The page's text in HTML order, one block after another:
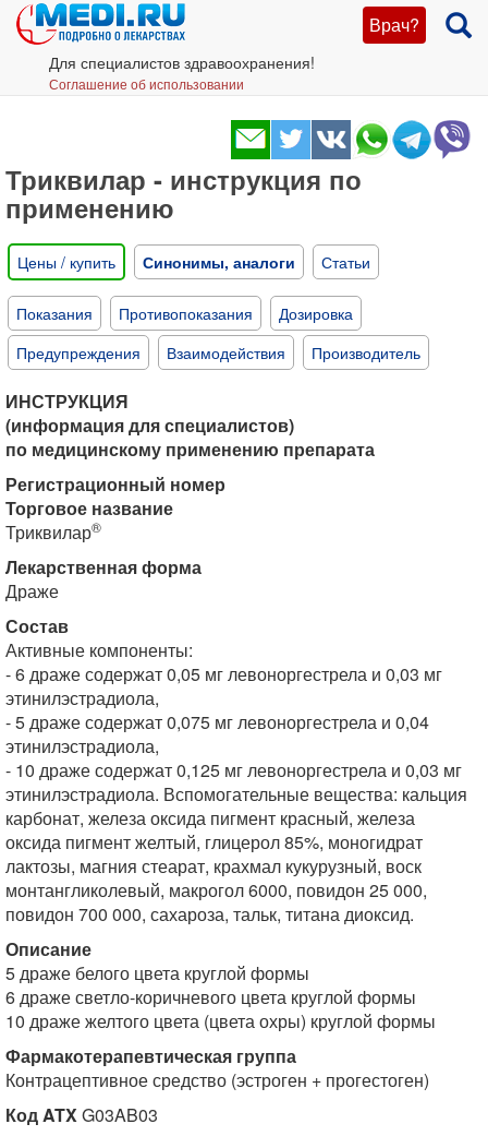
Врач?
Для специалистов здравоохранения!
Соглашение об использовании
Триквилар - инструкция по
применению
Цены / купить Синонимы, аналоги Статьи
Показания Противопоказания
Дозировка
Предупреждения
Взаимодействия Производитель
ИНСТРУКЦИЯ
(информация для специалистов)
по медицинскому применению препарата
Регистрационный номер
Торговое название
Триквилар®
Лекарственная форма
Драже
Состав
Активные компоненты:
- 6 драже содержат 0,05 мг левоноргестрела и 0,03 мг
этинилэстрадиола,
- 5 драже содержат 0,075 мг левоноргестрела и 0,04
этинилэстрадиола,
- 10 драже содержат 0,125 мг левоноргестрела и 0,03 мг
этинилэстрадиола. Вспомогательные вещества: кальция
карбонат, железа оксида пигмент красный, железа
оксида пигмент желтый, глицерол 85%, моногидрат
лактозы, магния стеарат, крахмал кукурузный, воск
монтангликолевый, макрогол 6000, повидон 25 000,
повидон 700 000, сахароза, тальк, титана диоксид.
Описание
5 драже белого цвета круглой формы
6 драже светло-коричневого цвета круглой формы
10 драже желтого цвета (цвета охры) круглой формы
Фармакотерапевтическая группа
Контрацептивное средство (эстроген + прогестоген)
Код ATXG03AB03